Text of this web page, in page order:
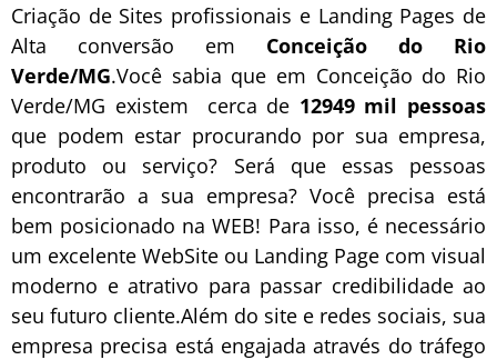
Criação de Sites profissionais e Landing Pages de
Alta conversão em Conceição do Rio
Verde/MG.Você sabia que em Conceição do Rio
Verde/MG existem cerca de 12949 mil pessoas
que podem estar procurando por sua empresa,
produto ou serviço? Será que essas pessoas
encontrarão a sua empresa? Você precisa está
bem posicionado na WEB! Para isso, é necessário
um excelente WebSite ou Landing Page com visual
moderno e atrativo para passar credibilidade ao
seu futuro cliente.Além do site e redes sociais, sua
empresa precisa está engajada através do tráfego